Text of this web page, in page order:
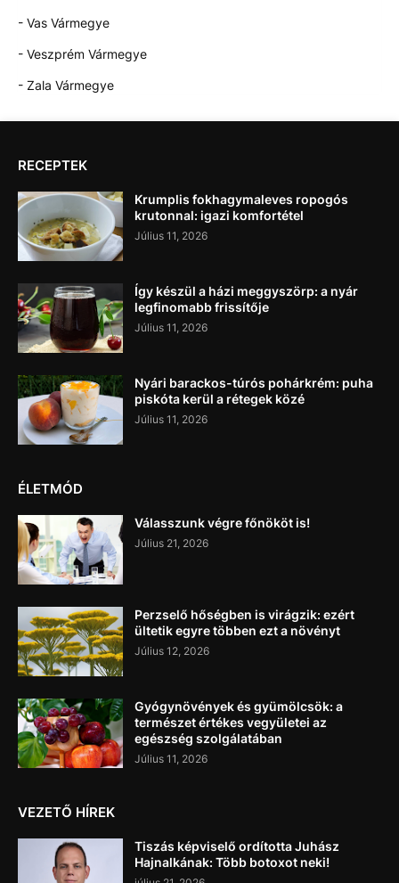
- Vas Vármegye
- Veszprém Vármegye
- Zala Vármegye
RECEPTEK
Krumplis fokhagymaleves ropogós
krutonnal: igazi komfortétel
Július 11, 2026
Így készül a házi meggyszörp: a nyár
legfinomabb frissítője
Július 11, 2026
Nyári barackos-túrós pohárkrém: puha
piskóta kerül a rétegek közé
Július 11, 2026
ÉLETMÓD
Válasszunk végre főnököt is!
Július 21, 2026
Perzselő hőségben is virágzik: ezért
ültetik egyre többen ezt a növényt
Július 12, 2026
Gyógynövények és gyümölcsök: a
természet értékes vegyületei az
egészség szolgálatában
Július 11, 2026
VEZETŐ HÍREK
Tiszás képviselő ordította Juhász
Hajnalkának: Több botoxot neki!